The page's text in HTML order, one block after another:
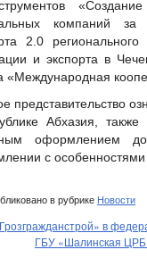
компаний за
2.0
и экспорта в
«Международная
представительство
Абхазия,
оформлением
с особенностями
в рубрике Новости
в
ГБУ «Шалинская